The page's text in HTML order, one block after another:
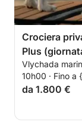
Crociera
Plus
Vlychada
10h00 · Fino
da 1.800 €